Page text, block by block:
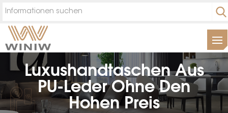
Luxushandtaschen Aus
PU-Leder Ohne Den
Hohen Preis